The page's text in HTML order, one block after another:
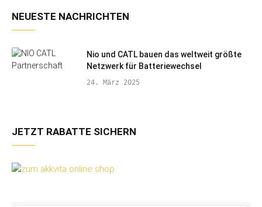
NEUESTE NACHRICHTEN
Nio und CATL bauen das weltweit größte
Netzwerk für Batteriewechsel
24. März 2025
JETZT RABATTE SICHERN